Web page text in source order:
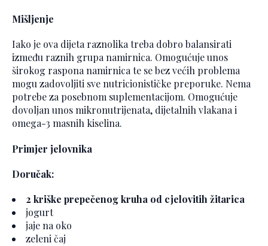
Mišljenje
Iako je ova dijeta raznolika treba dobro balansirati
između raznih grupa namirnica. Omogućuje unos
širokog raspona namirnica te se bez većih problema
mogu zadovoljiti sve nutricionističke preporuke. Nema
potrebe za posebnom suplementacijom. Omogućuje
dovoljan unos mikronutrijenata, dijetalnih vlakana i
omega-3 masnih kiselina.
Primjer jelovnika
Doručak:
2 kriške prepečenog kruha od cjelovitih žitarica
jogurt
jaje na oko
zeleni čaj